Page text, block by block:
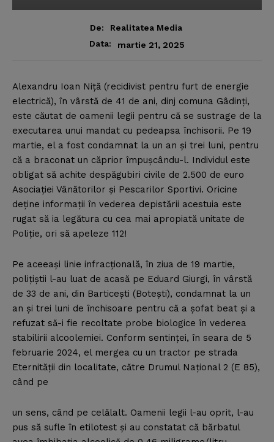
De:
Realitatea Media
Data:
martie 21, 2025
Alexandru Ioan Niţă (recidivist pentru furt de energie
electrică), în vârstă de 41 de ani, dinj comuna Gâdinţi,
este căutat de oamenii legii pentru că se sustrage de la
executarea unui mandat cu pedeapsa închisorii. Pe 19
martie, el a fost condamnat la un an şi trei luni, pentru
că a braconat un căprior împuşcându-l. Individul este
obligat să achite despăgubiri civile de 2.500 de euro
Asociaţiei Vânătorilor şi Pescarilor Sportivi. Oricine
deţine informaţii în vederea depistării acestuia este
rugat să ia legătura cu cea mai apropiată unitate de
Poliţie, ori să apeleze 112!
Pe aceeaşi linie infracţională, în ziua de 19 martie,
poliţiştii l-au luat de acasă pe Eduard Giurgi, în vârstă
de 33 de ani, din Barticeşti (Boteşti), condamnat la un
an şi trei luni de închisoare pentru că a şofat beat şi a
refuzat să-i fie recoltate probe biologice în vederea
stabilirii alcoolemiei. Conform sentinţei, în seara de 5
februarie 2024, el mergea cu un tractor pe strada
Eternităţii din localitate, către Drumul Naţional 2 (E 85),
când pe
un sens, când pe celălalt. Oamenii legii l-au oprit, l-au
pus să sufle în etilotest şi au constatat că bărbatul